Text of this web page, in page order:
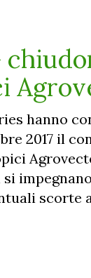
hanno
2017 il
scorte